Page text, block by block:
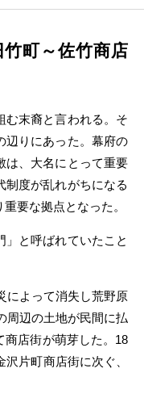
町～佐竹商店
末裔と言われる。そ
辺りにあった。幕府の
は、大名にとって重要
制度が乱れがちになる
要な拠点となった。
と呼ばれていたこと
によって消失し荒野原
周辺の土地が民間に払
商店街が萌芽した。18
片町商店街に次ぐ、